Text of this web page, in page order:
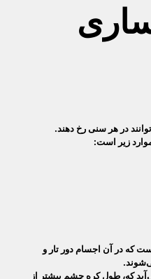
در هر سنی رخ دهند.
زیر است:
که در آن اجسام دور تار و
که، طول کره چشم بیشتر از